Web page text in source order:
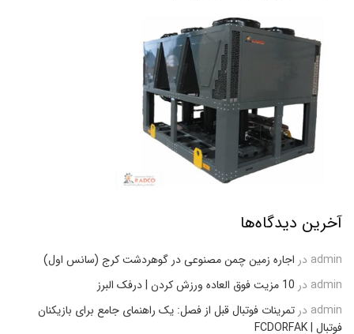
آخرین دیدگاه‌ها
admin در اجاره زمین چمن مصنوعی در گوهردشت کرج (سانس اول)
admin در 10 مزیت فوق العاده ورزش کردن | درفک البرز
admin در تمرینات فوتبال قبل از فصل: یک راهنمای جامع برای بازیکنان
فوتبال | FCDORFAK